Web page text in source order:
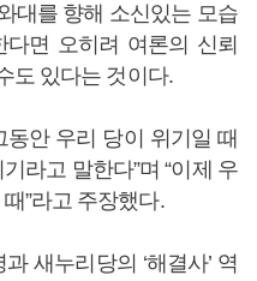
대를 향해 소신있는 모습
면 오히려 여론의 신뢰
도 있다는 것이다.
동안 우리 당이 위기일 때
라고 말한다”며 “이제 우
”라고 주장했다.
새누리당의 ‘해결사’ 역